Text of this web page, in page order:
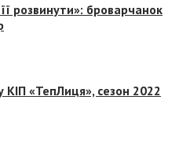
розвинути»: броварчанок
КІП «ТепЛиця», сезон 2022